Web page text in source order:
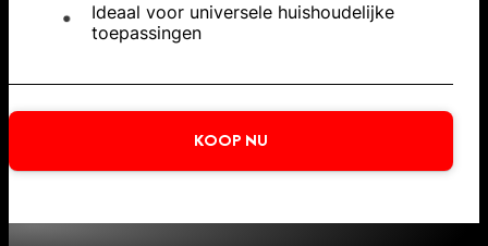
Ideaal voor universele huishoudelijke
toepassingen
KOOP NU